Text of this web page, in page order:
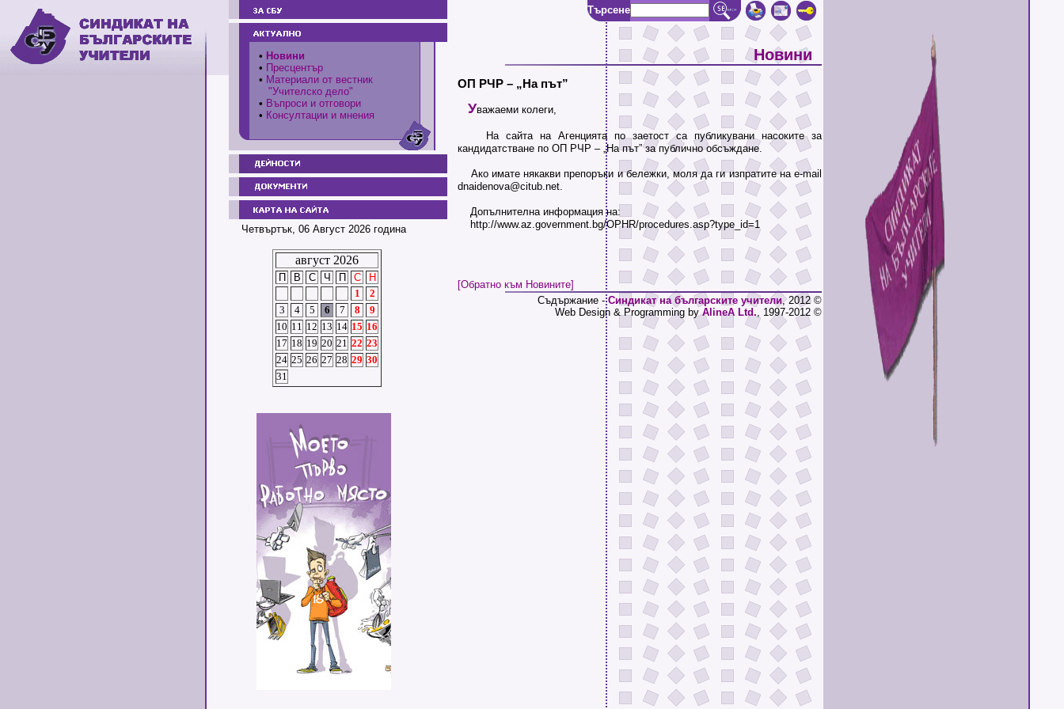
• Новини
• Пресцентър
• Материали от вестник
"Учителско дело"
• Въпроси и отговори
• Консултации и мнения
Четвъртък, 06 Август 2026 година
август 2026
П В С Ч П С
Н
1
2
3
4 5 6 7 8
9
10 11 12 13 14 15 16
17 18 19 20 21 22 23
24 25 26 27 28 29 30
31
Търсене
Новини
ОП РЧР – „На път”
Уважаеми колеги,
На сайта на Агенцията по заетост са публикувани насоките за
кандидатстване по ОП РЧР – „На път” за публично обсъждане.
Ако имате някакви препоръки и бележки, моля да ги изпратите на e-mail
dnaidenova@citub.net.
Допълнителна информация на:
http://www.az.government.bg/OPHR/procedures.asp?type_id=1
[Обратно към Новините]
Съдържание -Синдикат на българските учители, 2012 ©
Web Design & Programming byAlineA Ltd., 1997-2012 ©